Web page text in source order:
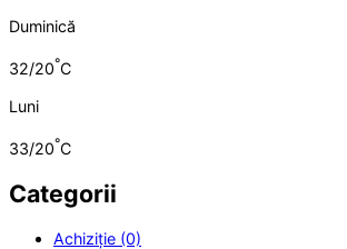
Duminică
32/20°C
Luni
33/20°C
Categorii
Achiziție (0)